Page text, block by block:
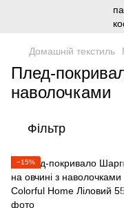
Домашній текстиль
Плед-
наволочками
Фільтр
−15%